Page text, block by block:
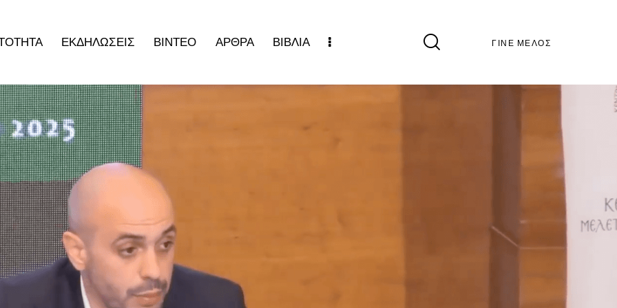
ΕΚΔΗΛΩΣΕΙΣ ΒΙΝΤΕΟ ΑΡΘΡΑ ΒΙΒΛΙΑ ΓΙΝΕ ΜΕΛΟΣ